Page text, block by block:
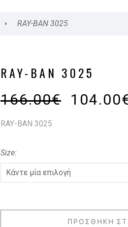
RAY-BAN 3025
RAY-BAN 3025
166.00€ 104.00
RAY-BAN 3025
Size
ΠΡΟΣΘΉΚΗ